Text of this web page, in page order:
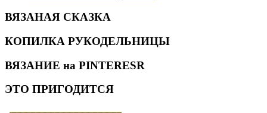
ВЯЗАНАЯ СКАЗКА
КОПИЛКА РУКОДЕЛЬНИЦЫ
ВЯЗАНИЕ на PINTERESR
ЭТО ПРИГОДИТСЯ